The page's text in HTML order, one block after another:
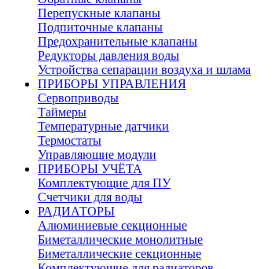
Перепускные клапаны
Подпиточные клапаны
Предохранительные клапаны
Редукторы давления воды
Устройства сепарации воздуха и шлама
ПРИБОРЫ УПРАВЛЕНИЯ
Сервоприводы
Таймеры
Температурные датчики
Термостаты
Управляющие модули
ПРИБОРЫ УЧЁТА
Комплектующие для ПУ
Счетчики для воды
РАДИАТОРЫ
Алюминиевые секционные
Биметаллические монолитные
Биметаллические секционные